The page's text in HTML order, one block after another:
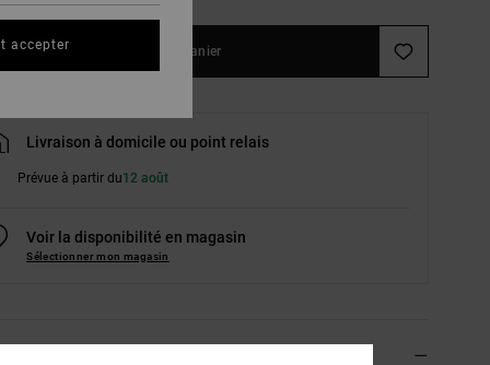
Ajouter au panier
Livraison à domicile ou point relais
Prévue à partir du12 août
Voir la disponibilité en magasin
Sélectionner mon magasin
accepter